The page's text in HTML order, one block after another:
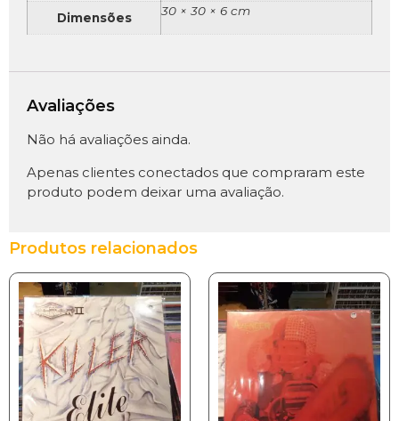
Dimensões 30 × 30 × 6 cm
Avaliações
Não há avaliações ainda.
Apenas clientes conectados que compraram este
produto podem deixar uma avaliação.
Produtos relacionados